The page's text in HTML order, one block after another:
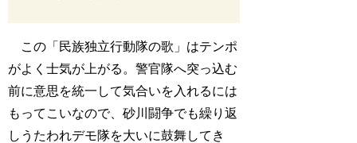
この「民族独立行動隊の歌」はテンポ
がよく士気が上がる。警官隊へ突っ込む
前に意思を統一して気合いを入れるには
もってこいなので、砂川闘争でも繰り返
しうたわれデモ隊を大いに鼓舞してき